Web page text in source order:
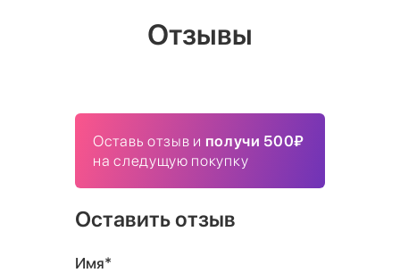
Отзывы
Оставь отзыв и получи 500₽
на следущую покупку
Оставить отзыв
Имя*